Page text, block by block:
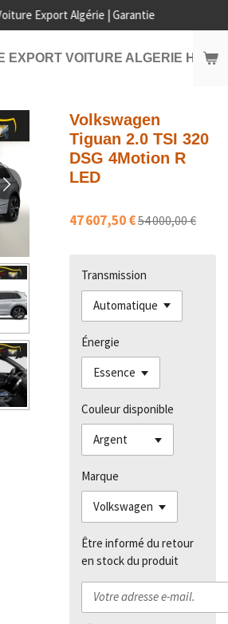
EXPORT VOITURE ALGERIE HORS
Export Algérie | Garantie
Volkswagen
Tiguan 2.0 TSI 320
DSG 4Motion R
LED
47 607,50 €54 000,00 €
Transmission
Énergie
Couleur disponible
Marque
Être informé du retour
en stock du produit